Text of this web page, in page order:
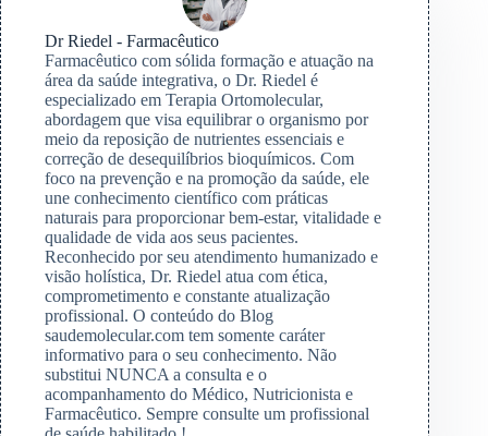
Dr Riedel - Farmacêutico
Farmacêutico com sólida formação e atuação na
área da saúde integrativa, o Dr. Riedel é
especializado em Terapia Ortomolecular,
abordagem que visa equilibrar o organismo por
meio da reposição de nutrientes essenciais e
correção de desequilíbrios bioquímicos. Com
foco na prevenção e na promoção da saúde, ele
une conhecimento científico com práticas
naturais para proporcionar bem-estar, vitalidade e
qualidade de vida aos seus pacientes.
Reconhecido por seu atendimento humanizado e
visão holística, Dr. Riedel atua com ética,
comprometimento e constante atualização
profissional. O conteúdo do Blog
saudemolecular.com tem somente caráter
informativo para o seu conhecimento. Não
substitui NUNCA a consulta e o
acompanhamento do Médico, Nutricionista e
Farmacêutico. Sempre consulte um profissional